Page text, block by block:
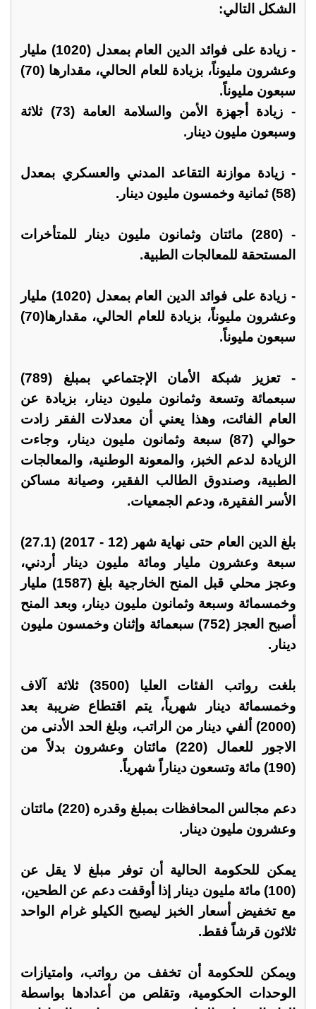
الشكل التالي:
- زيادة على فوائد الدين العام بمعدل (1020) مليار
وعشرون مليوناً، بزيادة للعام الحالي، مقدارها (70)
سبعون مليوناً.
- زيادة أجهزة الأمن والسلامة العامة (73) ثلاثة
وسبعون مليون دينار.
- زيادة موازنة التقاعد المدني والعسكري بمعدل
(58) ثمانية وخمسون مليون دينار.
- (280) مائتان وثمانون مليون دينار للمتأخرات
المستحقة للمعالجات الطبية.
- زيادة على فوائد الدين العام بمعدل (1020) مليار
وعشرون مليوناً، بزيادة للعام الحالي، مقدارها(70)
سبعون مليوناً.
- تعزيز شبكة الأمان الإجتماعي بمبلغ (789)
سبعمائة وتسعة وثمانون مليون دينار، بزيادة عن
العام الفائت، وهذا يعني أن معدلات الفقر زادت
حوالي (87) سبعة وثمانون مليون دينار، وجاءت
الزيادة لدعم الخبز، والمعونة الوطنية، والمعالجات
الطبية، وصندوق الطالب الفقير، وصيانة مساكن
الأسر الفقيرة، ودعم الجمعيات.
بلغ الدين العام حتى نهاية شهر (12 - 2017) (27.1)
سبعة وعشرون مليار ومائة مليون دينار أردني،
وعجز محلي قبل المنح الخارجية بلغ (1587) مليار
وخمسمائة وسبعة وثمانون مليون دينار، وبعد المنح
أصبح العجز (752) سبعمائة وإثنان وخمسون مليون
دينار.
بلغت رواتب الفئات العليا (3500) ثلاثة آلاف
وخمسمائة دينار شهرياً، يتم اقتطاع ضريبة بعد
(2000) ألفي دينار من الراتب، وبلغ الحد الأدنى من
الاجور للعمال (220) مائتان وعشرون بدلاً من
(190) مائة وتسعون ديناراً شهرياً.
دعم مجالس المحافظات بمبلغ وقدره (220) مائتان
وعشرون مليون دينار.
يمكن للحكومة الحالية أن توفر مبلغ لا يقل عن
(100) مائة مليون دينار إذا أوقفت دعم عن الطحين،
مع تخفيض أسعار الخبز ليصبح الكيلو غرام الواحد
ثلاثون قرشاً فقط.
ويمكن للحكومة أن تخفف من رواتب، وامتيازات
الوحدات الحكومية، وتقلص من أعدادها بواسطة